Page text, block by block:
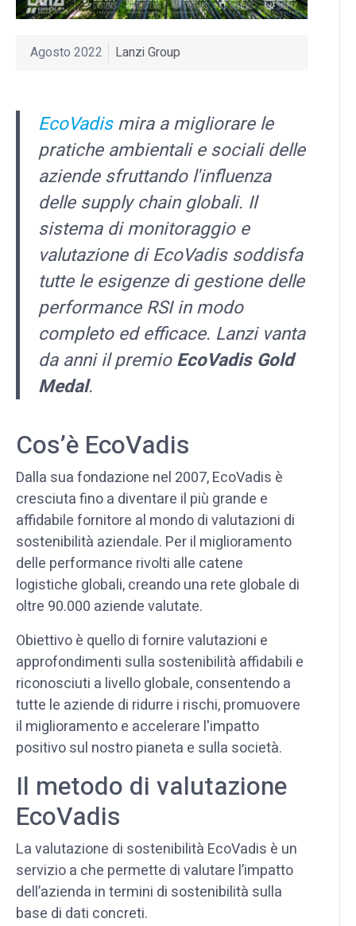
Agosto 2022 Lanzi Group
EcoVadismira a migliorare le
pratiche ambientali e sociali delle
aziende sfruttando l'influenza
delle supply chain globali. Il
sistema di monitoraggio e
valutazione di EcoVadis soddisfa
tutte le esigenze di gestione delle
performance RSI in modo
completo ed efficace. Lanzi vanta
da anni il premioEcoVadis Gold
Medal.
Cos’è EcoVadis
Dalla sua fondazione nel 2007, EcoVadis è
cresciuta fino a diventare il più grande e
affidabile fornitore al mondo di valutazioni di
sostenibilità aziendale. Per il miglioramento
delle performance rivolti alle catene
logistiche globali, creando una rete globale di
oltre 90.000 aziende valutate.
Obiettivo è quello di fornire valutazioni e
approfondimenti sulla sostenibilità affidabili e
riconosciuti a livello globale, consentendo a
tutte le aziende di ridurre i rischi, promuovere
il miglioramento e accelerare l'impatto
positivo sul nostro pianeta e sulla società.
Il metodo di valutazione
EcoVadis
La valutazione di sostenibilità EcoVadis è un
servizio a che permette di valutare l’impatto
dell’azienda in termini di sostenibilità sulla
base di dati concreti.